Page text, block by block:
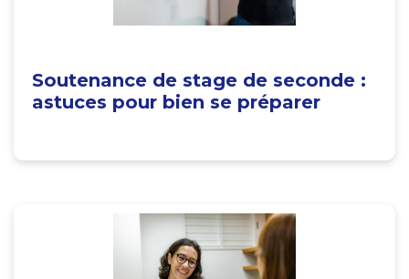
Soutenance de stage de seconde :
astuces pour bien se préparer